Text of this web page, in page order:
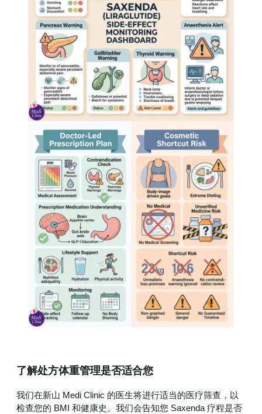
了解处方体重管理是否适合您
我们在新山 Medi Clinic 的医生将进行适当的医疗筛查，以
检查您的 BMI 和健康史。我们会告知您 Saxenda 疗程是否